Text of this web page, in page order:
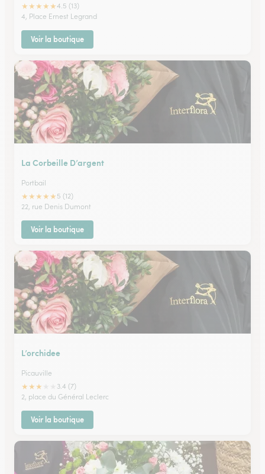
★★★★★4.5 (13)
4, Place Ernest Legrand
Voir la boutique
La Corbeille D’argent
Portbail
★★★★★ 5 (12)
22, rue Denis Dumont
Voir la boutique
L’orchidee
Picauville
★★★
3.4 (7)
2, place du Général Leclerc
Voir la boutique